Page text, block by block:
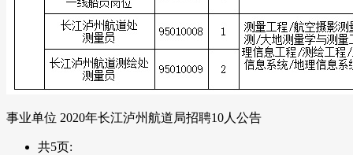
事业单位 2020年长江泸州航道局招聘10人公告
共5页: